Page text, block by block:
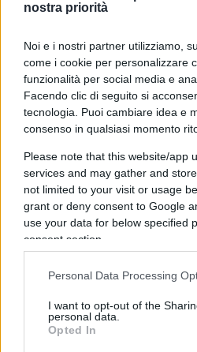
nostra priorità
Noi e i nostri partner utilizziamo,
come i cookie per personalizzare
funzionalità per social media e
Facendo clic di seguito si
tecnologia. Puoi cambiare idea e
consenso in qualsiasi momento
Please note that this website/app
services and may gather and
not limited to your visit or usage
grant or deny consent to Google
use your data for below specified
consent section.
Personal Data Processing
I want to opt-out of the
personal data.
Opted In
impertinente, vorrei
La vostra tesi è che occorra
per prevenire una terribile
ondata”. Abbiamo capito il
quesito è: se a Natale
barricati, che sarà di noi
Il buon senso, i numeri e le
evidenza che l’origine dei
proprio lì: metà settembre,
scuole, e l’inevitabile
Tutte cose su cui non
vostro illuminato governo.
cui non si ha sentore,
a
pari la stessa situazione,